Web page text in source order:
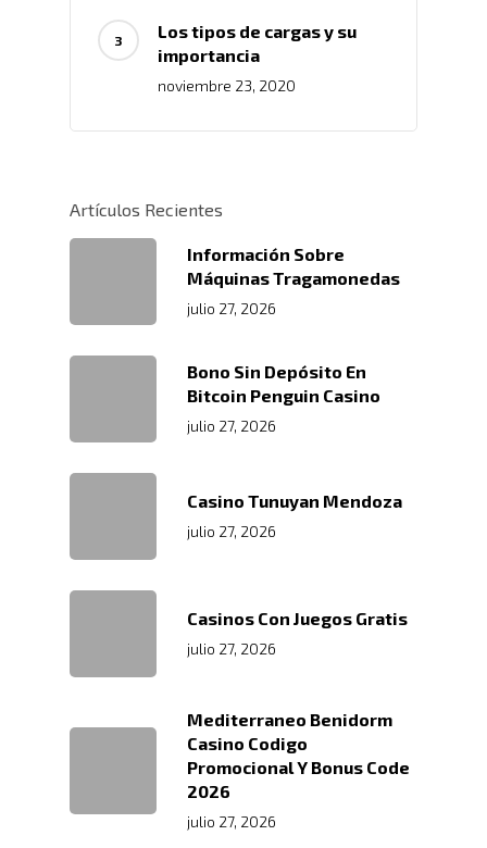
Los tipos de cargas y su
importancia
noviembre 23, 2020
Artículos Recientes
Información Sobre
Máquinas Tragamonedas
julio 27, 2026
Bono Sin Depósito En
Bitcoin Penguin Casino
julio 27, 2026
Casino Tunuyan Mendoza
julio 27, 2026
Casinos Con Juegos Gratis
julio 27, 2026
Mediterraneo Benidorm
Casino Codigo
Promocional Y Bonus Code
2026
julio 27, 2026
Inicio
Nosotros
Políticas
Almacenamiento Y
Servicio Aduanal
Centros De
Servicio En
Políticas De Seguridad
Webmail
Plataforma RRHH
Nosotros